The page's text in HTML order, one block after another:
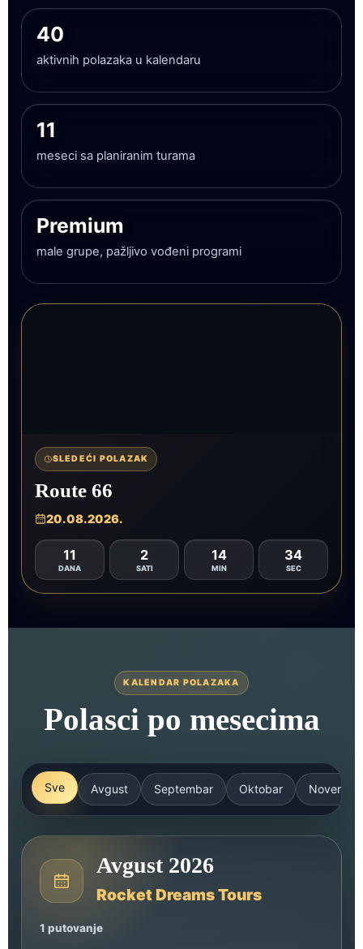
40
aktivnih polazaka u kalendaru
11
meseci sa planiranim turama
Premium
male grupe, pažljivo vođeni programi
SLEDEĆI POLAZAK
Route 66
20.08.2026.
11
DANA
2
SATI
14
MIN
28
SEC
KALENDAR POLAZAKA
Polasci po mesecima
Sve Avgust Septembar Oktobar
Avgust 2026
Rocket Dreams Tours
1 putovanje